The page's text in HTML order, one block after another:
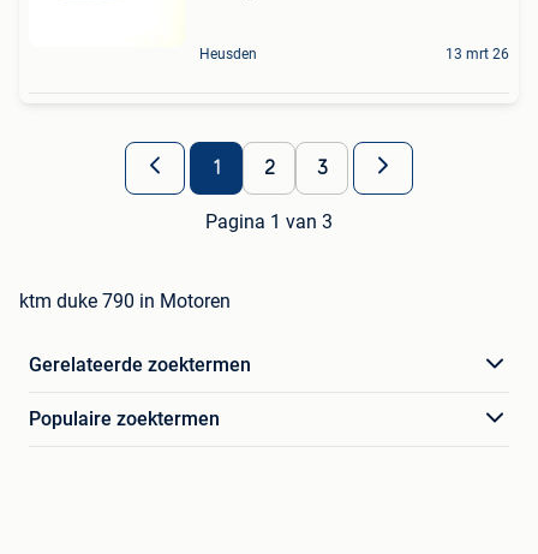
Heusden 13 mrt 26
1 2 3
Pagina 1 van 3
ktm duke 790 in Motoren
Gerelateerde zoektermen
Populaire zoektermen